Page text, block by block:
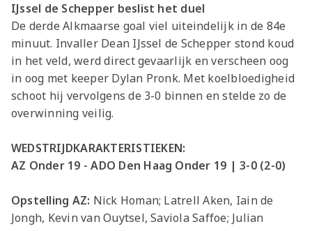
IJssel de Schepper beslist het duel
De derde Alkmaarse goal viel uiteindelijk in de 84e
minuut. Invaller Dean IJssel de Schepper stond koud
in het veld, werd direct gevaarlijk en verscheen oog
in oog met keeper Dylan Pronk. Met koelbloedigheid
schoot hij vervolgens de 3-0 binnen en stelde zo de
overwinning veilig.
WEDSTRIJDKARAKTERISTIEKEN:
AZ Onder 19 - ADO Den Haag Onder 19 | 3-0 (2-0)
Opstelling AZ: Nick Homan; Latrell Aken, Iain de
Jongh, Kevin van Ouytsel, Saviola Saffoe; Julian